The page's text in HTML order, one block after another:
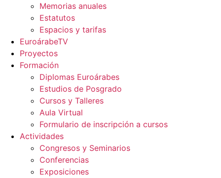
Memorias anuales
Estatutos
Espacios y tarifas
EuroárabeTV
Proyectos
Formación
Diplomas Euroárabes
Estudios de Posgrado
Cursos y Talleres
Aula Virtual
Formulario de inscripción a cursos
Actividades
Congresos y Seminarios
Conferencias
Exposiciones